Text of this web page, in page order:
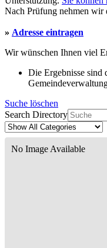
Nach Prüfung nehmen wir
» Adresse eintragen
Wir wünschen Ihnen viel
Die Ergebnisse sind
Suche löschen
Search Directory
No Image Available